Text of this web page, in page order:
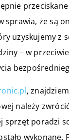
sprawia, że są
uzyskujemy z
– w
,
należy
sprzęt poradzi